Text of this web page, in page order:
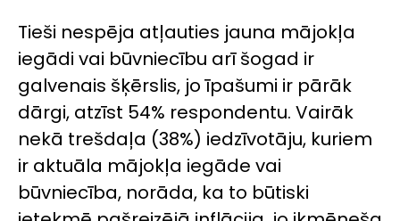
Tieši nespēja atļauties jauna mājokļa
iegādi vai būvniecību arī šogad ir
galvenais šķērslis, jo īpašumi ir pārāk
dārgi, atzīst 54% respondentu. Vairāk
nekā trešdaļa (38%) iedzīvotāju, kuriem
ir aktuāla mājokļa iegāde vai
būvniecība, norāda, ka to būtiski